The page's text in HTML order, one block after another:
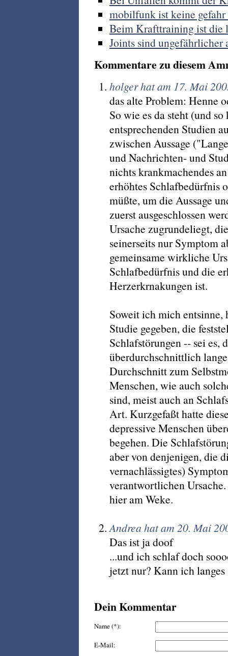
mobilfunk ist keine
Beim Krafttraining ist die
Joints sind ungefährlicher
Kommentare zu diesem
holger hat am 17. Mai
das alte Problem: Henne
So wie es da steht (und
entsprechenden Studien
zwischen Aussage
und Nachrichten- und
nichts krankmachendes
erhöhtes Schlafbedürfnis
müßte, um die Aussage
zuerst ausgeschlossen
Ursache zugrundeliegt,
seinerseits nur Symptom
gemeinsame wirkliche
Schlafbedürfnis und die
Herzerkrnakungen ist.
Soweit ich mich entsinne,
Studie gegeben, die
Schlafstörungen -- sei es,
überdurchschnittlich
Durchschnitt zum
Menschen, wie auch
sind, meist auch an
Art. Kurzgefaßt hatte
depressive Menschen
begehen. Die
aber von denjenigen, die
vernachlässigtes)
verantwortlichen
hier am Weke.
Andrea hat am 20. Mai
Das ist ja doof
...und ich schlaf doch
jetzt nur? Kann ich
Dein Kommentar
Name (*):
E-Mail: